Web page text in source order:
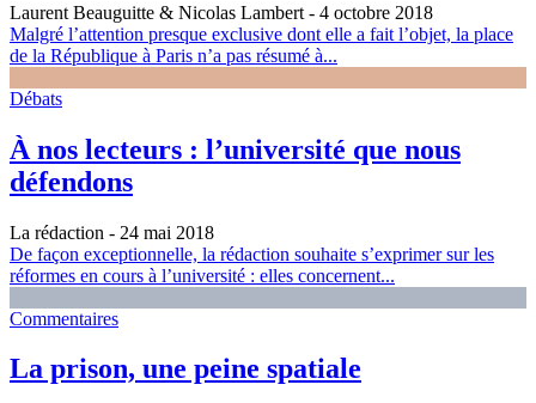
Laurent Beauguitte & Nicolas Lambert - 4 octobre 2018
Malgré l’attention presque exclusive dont elle a fait l’objet, la place
de la République à Paris n’a pas résumé à...
Débats
À nos lecteurs : l’université que nous
défendons
La rédaction - 24 mai 2018
De façon exceptionnelle, la rédaction souhaite s’exprimer sur les
réformes en cours à l’université : elles concernent...
Commentaires
La prison, une peine spatiale